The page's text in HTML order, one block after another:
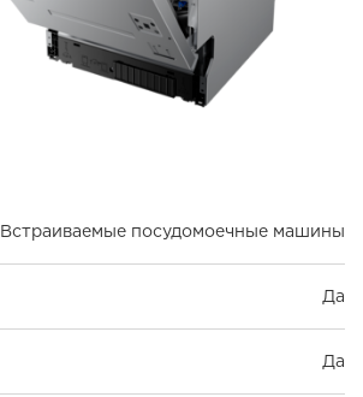
Встраиваемые посудомоечные машины
Да
Да